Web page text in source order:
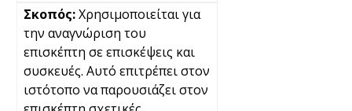
Χρησιμοποιείται για
την αναγνώριση του
επισκέπτη σε επισκέψεις και
συσκευές. Αυτό επιτρέπει στον
ιστότοπο να παρουσιάζει στον